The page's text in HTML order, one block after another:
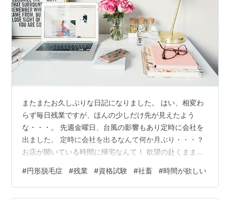
またまたお久しぶりな日記になりました。 はい、相変わ
らず毎日残業ですが、ほんの少しだけ先が見えたよう
な・・・。 先週金曜日、台風の影響もあり定時に会社を
出ました。 定時に会社を出るなんて何か月ぶり・・・？
お店が開いている時間に帰宅なんて！ 欲望の赴くままに
どはなく、カレンダー通りの出勤です。 残業も当たり前
にしてました。 私の前任の方は優秀で、残業もほとんど
#円形脱毛症 #残業 #資格試験 #社畜 #時間が欲しい